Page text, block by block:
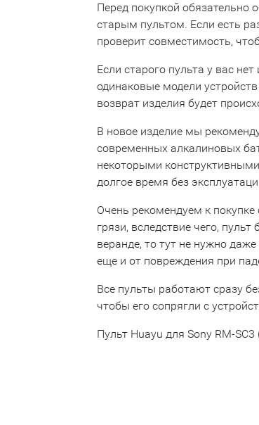
Перед покупкой
старым пультом. Если есть
проверит совместимость,
Если старого пульта у вас
одинаковые модели
возврат изделия будет
В новое изделие мы
современных алкалиновых
некоторыми
долгое время без
Очень рекомендуем к
грязи, вследствие чего,
веранде, то тут не нужно
еще и от повреждения при
Все пульты работают сразу
чтобы его сопрягли с
Пульт Huayu для Sony RM-